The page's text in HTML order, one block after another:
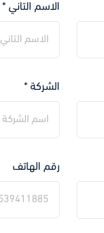
الاسم التاني *
الشركة *
رقم الهاتف